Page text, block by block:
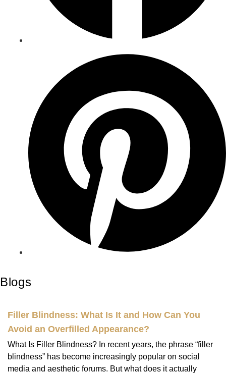
Blogs
Filler Blindness: What Is It and How Can You
Avoid an Overfilled Appearance?
What Is Filler Blindness? In recent years, the phrase “filler
blindness” has become increasingly popular on social
media and aesthetic forums. But what does it actually